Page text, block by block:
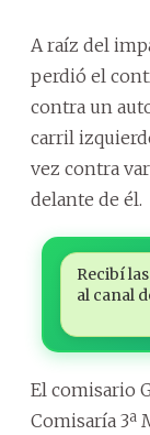
A raíz del
perdió el
contra un
carril
vez contra
delante de él.
Recibí
al canal
El comisario
Comisaría 3ª